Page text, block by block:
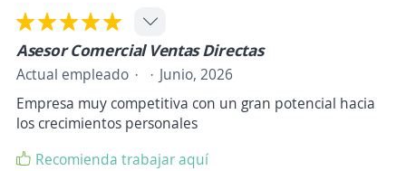
Asesor Comercial Ventas Directas
Actual empleado
Junio, 2026
Empresa muy competitiva con un gran potencial hacia
los crecimientos personales
Recomienda trabajar aquí